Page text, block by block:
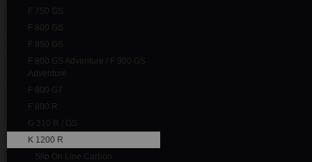
F 750 GS
F 800 GS
F 850 GS
F 800 GS Adventure / F 900 GS
Adventure
F 800 GT
F 800 R
G 310 R / GS
K 1200 R
Slip On Line Carbon